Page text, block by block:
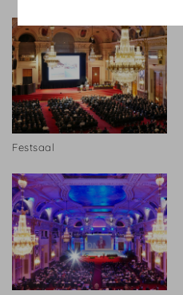
Festsaal